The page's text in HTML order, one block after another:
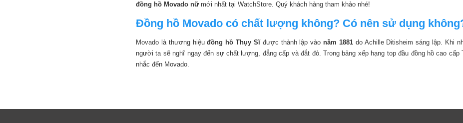
Tối giản Hiện đại Sang trọng Cá tính Cổ
Thời trang
đồng hồ Movado nữmới nhất tại WatchStore. Quý khách hàng tham khảo nhé!
Đồng hồ Movado có chất lượng không? Có nên sử dụng
Movado là thương hiệuđồng hồ Thụy Sĩđược thành lập vàonăm 1881do Achille Ditisheim sáng lập. Khi
người ta sẽ nghĩ ngay đến sự chất lượng, đẳng cấp và đắt đỏ. Trong bảng xếp hạng top đầu đồng hồ cao cấp
nhắc đến Movado.